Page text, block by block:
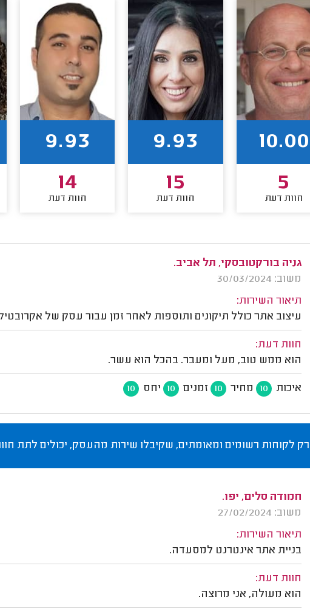
10.00
5
חוות דעת
9.93
15
חוות דעת
9.93
14
חוות דעת
גניה בורקטובסקי, תל אביב.
משוב: 30/03/2024
תיאור השירות:
עיצוב אתר כולל תיקונים ותוספות לאחר זמן עבור עסק של
חוות דעת:
הוא ממש טוב, מעל ומעבר. בהכל הוא עשר.
איכות 10 מחיר 10 זמנים 10 יחס 10
רק לקוחות רשומים ומאומתים, שקיבלו שירות מהעסק, יכולים לתת
חמודה סלים, יפו.
משוב: 27/02/2024
תיאור השירות:
בניית אתר אינטרנט למסעדה.
חוות דעת:
הוא מעולה, אני מרוצה.